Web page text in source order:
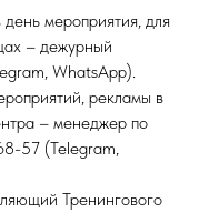
мероприятия, для
– дежурный
WhatsApp).
рекламы в
– менеджер по
57 (Telegram,
Тренингового